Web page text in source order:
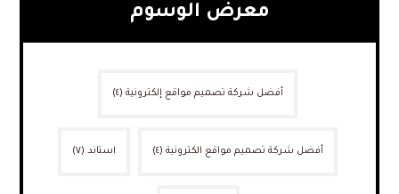
معرض الوسوم
أفضل شركة تصميم مواقع إلكترونية (٤)
أفضل شركة تصميم مواقع الكترونية (٤) استاند (٧)